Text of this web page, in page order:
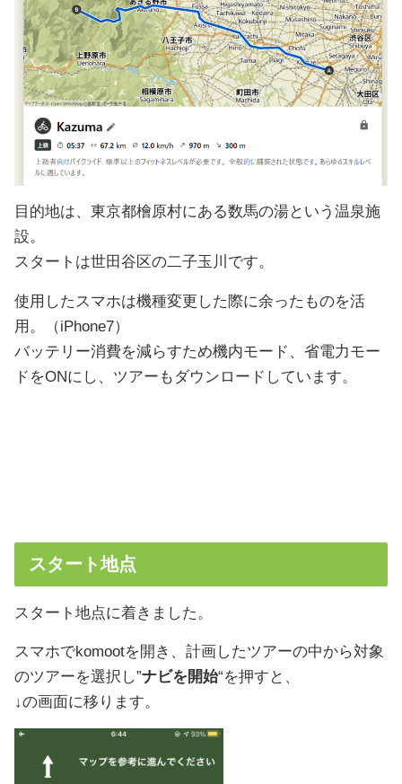
目的地は、東京都檜原村にある数馬の湯という温泉施
設。
スタートは世田谷区の二子玉川です。
使用したスマホは機種変更した際に余ったものを活
用。（iPhone7）
バッテリー消費を減らすため機内モード、省電力モー
ドをONにし、ツアーもダウンロードしています。
スタート地点
スタート地点に着きました。
スマホでkomootを開き、計画したツアーの中から対象
のツアーを選択し”ナビを開始“を押すと、
↓の画面に移ります。